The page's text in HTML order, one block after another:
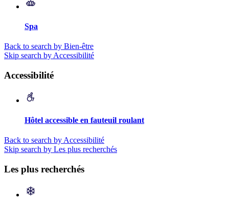
Spa
Back to search by Bien-être
Skip search by Accessibilité
Accessibilité
Hôtel accessible en fauteuil roulant
Back to search by Accessibilité
Skip search by Les plus recherchés
Les plus recherchés